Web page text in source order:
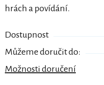
hrách a povídání.
Dostupnost
Můžeme doručit do:
Možnosti doručení